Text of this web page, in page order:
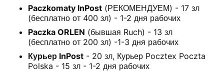
Paczkomaty InPost (РЕКОМЕНДУЕМ) - 17 зл
(бесплатно от 400 зл) - 1-2 дня рабочих
Paczka ORLEN (бывшая Ruch) - 13 зл
(бесплатно от 200 зл) -1-3 дня рабочих
Курьер InPost - 20 зл, Курьер Pocztex Poczta
Polska - 15 зл - 1-2 дня рабочих